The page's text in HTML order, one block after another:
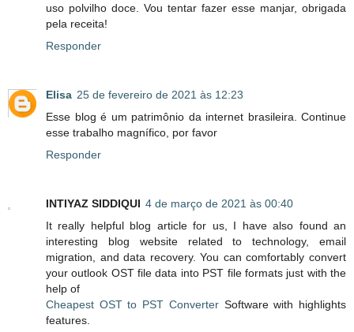
uso polvilho doce. Vou tentar fazer esse manjar, obrigada
pela receita!
Responder
Elisa 25 de fevereiro de 2021 às 12:23
Esse blog é um patrimônio da internet brasileira. Continue
esse trabalho magnífico, por favor
Responder
INTIYAZ SIDDIQUI 4 de março de 2021 às 00:40
It really helpful blog article for us, I have also found an
interesting blog website related to technology, email
migration, and data recovery. You can comfortably convert
your outlook OST file data into PST file formats just with the
help of
Cheapest OST to PST ConverterSoftware with highlights
features.